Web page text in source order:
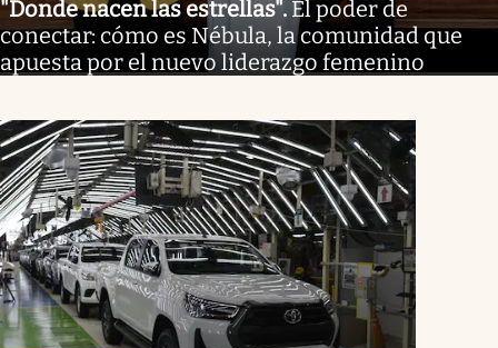
"Donde nacen las estrellas". El poder de
conectar: cómo es Nébula, la comunidad que
apuesta por el nuevo liderazgo femenino